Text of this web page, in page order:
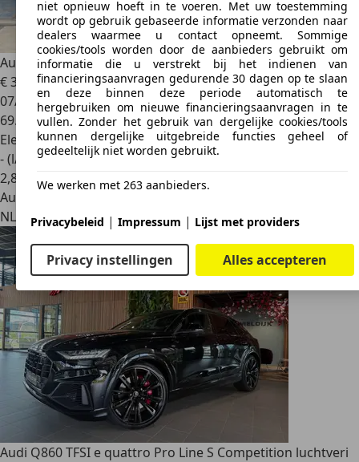
Audi Q3Sportback 45 TFSI e S Black Edition | Sport Design
€ 34.8901
07/2023
69.287 km
Elektro/Benzine
- (l/100 km)
2,8
Autobedrijf
NL 6731 SCOtterlo
Audi Q860 TFSI e quattro Pro Line S Competition luchtveri
niet opnieuw hoeft in te voeren. Met uw toestemming
wordt op gebruik gebaseerde informatie verzonden naar
dealers waarmee u contact opneemt. Sommige
cookies/tools worden door de aanbieders gebruikt om
informatie die u verstrekt bij het indienen van
financieringsaanvragen gedurende 30 dagen op te slaan
en deze binnen deze periode automatisch te
hergebruiken om nieuwe financieringsaanvragen in te
vullen. Zonder het gebruik van dergelijke cookies/tools
kunnen dergelijke uitgebreide functies geheel of
gedeeltelijk niet worden gebruikt.
We werken met 263 aanbieders.
Privacybeleid | Impressum | Lijst met providers
Privacy instellingen Alles accepteren